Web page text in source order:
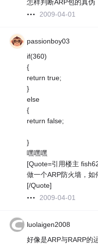
怎样判断ARP包的真伪
2009-04-01
passionboy03
if(360)
{
return true;
}
else
{
return false;
}
嘿嘿嘿
[Quote=引用楼主
做一个ARP防火墙，如
[/Quote]
2009-04-01
luolaigen2008
好像是ARP与RARP的